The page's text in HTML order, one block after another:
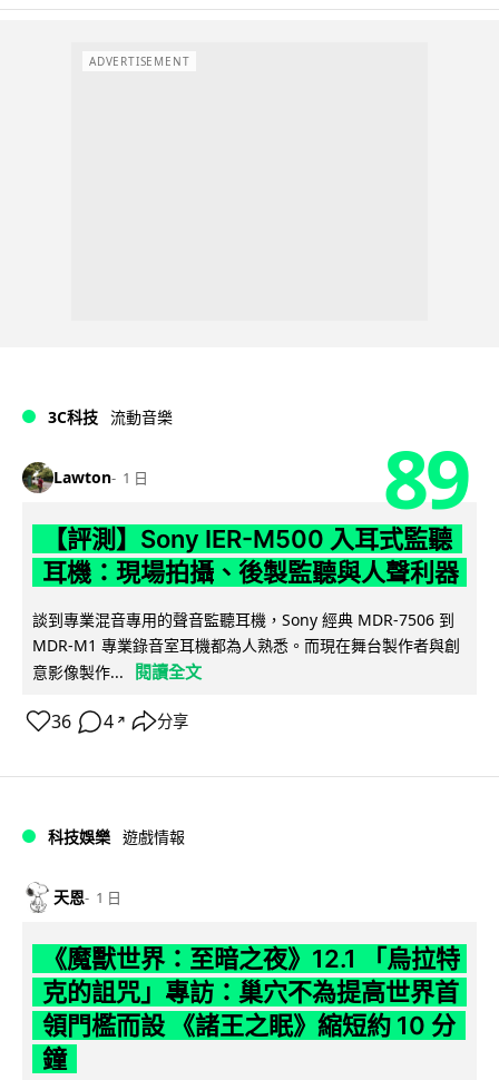
ADVERTISEMENT
3C科技 流動音樂
Lawton 1 日 89
【評測】Sony IER-M500 入耳式監聽
耳機：現場拍攝、後製監聽與人聲利器
談到專業混音專用的聲音監聽耳機，Sony 經典 MDR-7506 到
MDR-M1 專業錄音室耳機都為人熟悉。而現在舞台製作者與創
意影像製作...
閱讀全文
36 4 ↗ 分享
科技娛樂 遊戲情報
天恩 1 日
《魔獸世界：至暗之夜》12.1 「烏拉特
克的詛咒」專訪：巢穴不為提高世界首
領門檻而設 《諸王之眠》縮短約 10 分
鐘